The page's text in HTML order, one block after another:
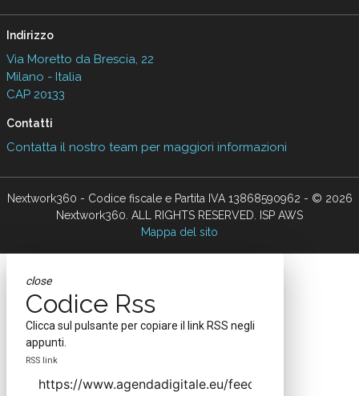
Indirizzo
Via Moretto da Brescia, 22
Milano - Italia
CAP 20133
Contatti
Contatta il nostro team per maggiori informazioni
Nextwork360 - Codice fiscale e Partita IVA 13868590962 - © 2026
Nextwork360. ALL RIGHTS RESERVED. ISP AWS
Mappa del sito
close
Codice Rss
Clicca sul pulsante per copiare il link RSS negli
appunti.
RSS link